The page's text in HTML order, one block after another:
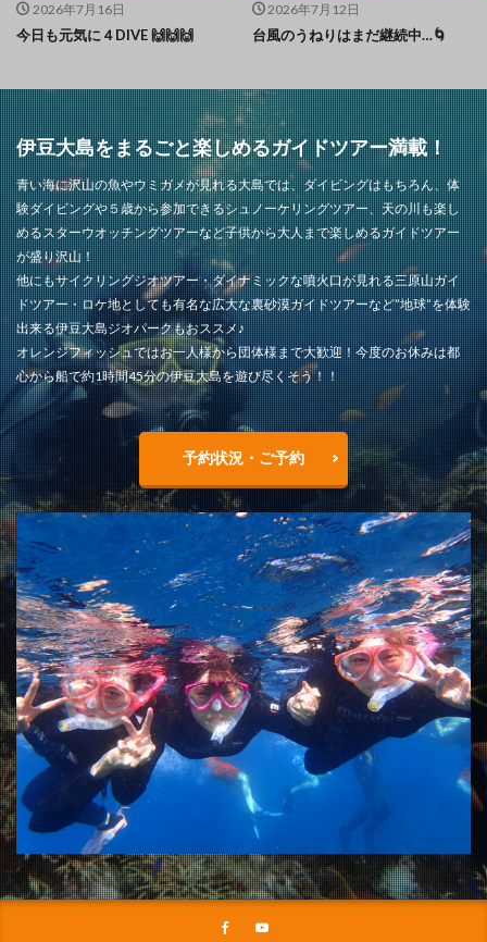
2026年7月16日
今日も元気に４DIVE 🙌🙌🙌
2026年7月12日
台風のうねりはまだ継続中…🌀
伊豆大島をまるごと楽しめるガイドツアー満載！
青い海に沢山の魚やウミガメが見れる大島では、ダイビングはもちろん、体
験ダイビングや５歳から参加できるシュノーケリングツアー、天の川も楽し
めるスターウオッチングツアーなど子供から大人まで楽しめるガイドツアー
が盛り沢山！
他にもサイクリングジオツアー・ダイナミックな噴火口が見れる三原山ガイ
ドツアー・ロケ地としても有名な広大な裏砂漠ガイドツアーなど”地球”を体験
出来る伊豆大島ジオパークもおススメ♪
オレンジフィッシュではお一人様から団体様まで大歓迎！今度のお休みは都
心から船で約1時間45分の伊豆大島を遊び尽くそう！！
予約状況・ご予約